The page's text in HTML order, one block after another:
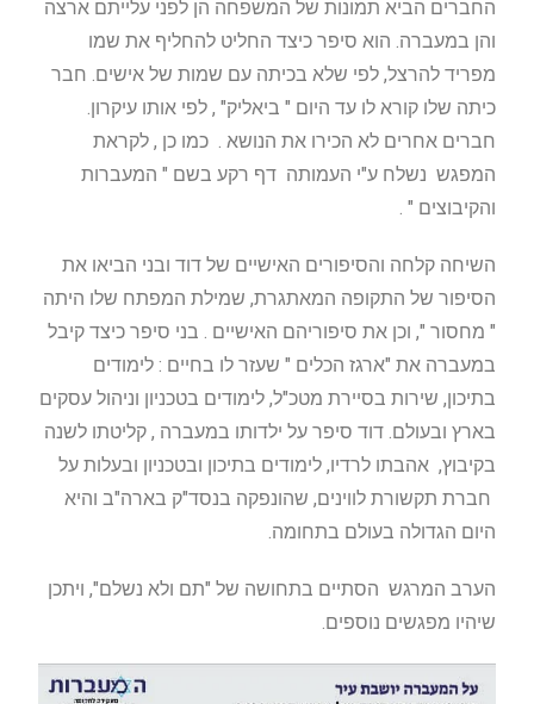
החברים הביא תמונות של המשפחה הן לפני עלייתם ארצה
והן במעברה. הוא סיפר כיצד החליט להחליף את שמו
מפריד להרצל, לפי שלא בכיתה עם שמות של אישים. חבר
כיתה שלו קורא לו עד היום " ביאליק" , לפי אותו עיקרון.
חברים אחרים לא הכירו את הנושא . כמו כן , לקראת
המפגש נשלח ע"י העמותה דף רקע בשם " המעברות
והקיבוצים " .
השיחה קלחה והסיפורים האישיים של דוד ובני הביאו את
הסיפור של התקופה המאתגרת, שמילת המפתח שלו היתה
" מחסור ", וכן את סיפוריהם האישיים . בני סיפר כיצד קיבל
במעברה את "ארגז הכלים " שעזר לו בחיים : לימודים
בתיכון, שירות בסיירת מטכ"ל, לימודים בטכניון וניהול עסקים
בארץ ובעולם. דוד סיפר על ילדותו במעברה , קליטתו לשנה
בקיבוץ, אהבתו לרדיו, לימודים בתיכון ובטכניון ובעלות על
חברת תקשורת לווינים, שהונפקה בנסד"ק בארה"ב והיא
היום הגדולה בעולם בתחומה.
הערב המרגש הסתיים בתחושה של "תם ולא נשלם", ויתכן
שיהיו מפגשים נוספים.